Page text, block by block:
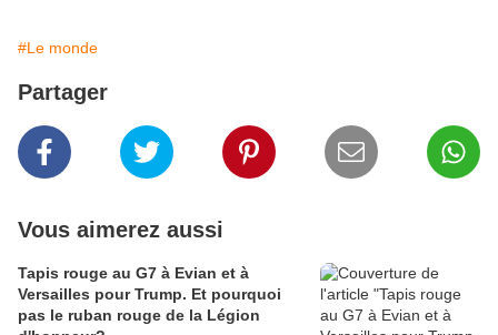
#Le monde
Partager
Vous aimerez aussi
Tapis rouge au G7 à Evian et à
Versailles pour Trump. Et pourquoi
pas le ruban rouge de la Légion